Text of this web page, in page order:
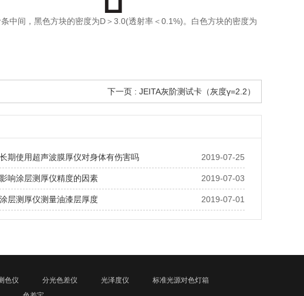
中间，黑色方块的密度为D＞3.0(透射率＜0.1%)。白色方块的密度为
下一页 : JEITA灰阶测试卡（灰度γ=2.2）
2019-07-25
长期使用超声波膜厚仪对身体有伤害吗
2019-07-03
影响涂层测厚仪精度的因素
2019-07-01
涂层测厚仪测量油漆层厚度
色仪 分光色差仪 光泽度仪
标准光源对色灯箱